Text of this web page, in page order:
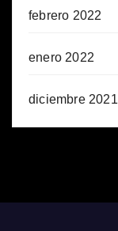
febrero 2022
enero 2022
diciembre 2021